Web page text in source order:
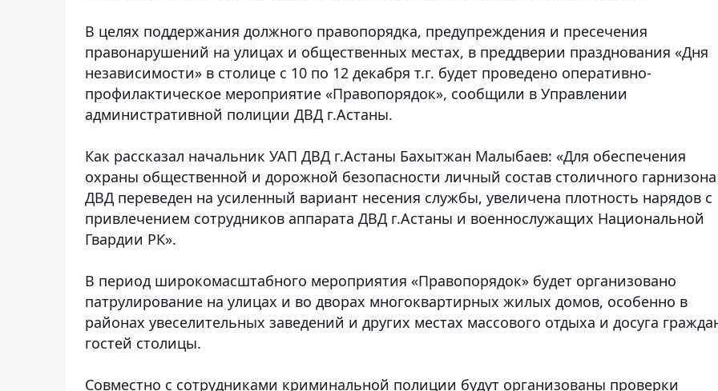
В целях поддержания должного правопорядка, предупреждения и пресечения
правонарушений на улицах и общественных местах, в преддверии празднования «Дня
независимости» в столице с 10 по 12 декабря т.г. будет проведено оперативно-
профилактическое мероприятие «Правопорядок», сообщили в Управлении
административной полиции ДВД г.Астаны.
Как рассказал начальник УАП ДВД г.Астаны Бахытжан Малыбаев: «Для обеспечения
охраны общественной и дорожной безопасности личный состав столичного гарнизона
ДВД переведен на усиленный вариант несения службы, увеличена плотность нарядов с
привлечением сотрудников аппарата ДВД г.Астаны и военнослужащих Национальной
Гвардии РК».
В период широкомасштабного мероприятия «Правопорядок» будет организовано
патрулирование на улицах и во дворах многоквартирных жилых домов, особенно в
районах увеселительных заведений и других местах массового отдыха и досуга
гостей столицы.
Совместно с сотрудниками криминальной полиции будут организованы проверки